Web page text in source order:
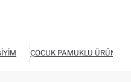
ÇOCUK PAMUKLU ÜRÜNLER